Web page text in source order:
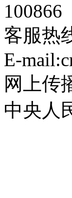
100866
客服热
E-
网上传
中央人